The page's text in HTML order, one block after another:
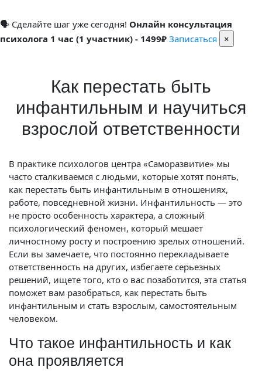
🗣 Сделайте шаг уже сегодня! Онлайн консультация
психолога 1 час (1 участник) - 1499₽ Записаться ×
Как перестать быть
инфантильным и научиться
взрослой ответственности
В практике психологов центра «Саморазвитие» мы
часто сталкиваемся с людьми, которые хотят понять,
как перестать быть инфантильным в отношениях,
работе, повседневной жизни. Инфантильность — это
не просто особенность характера, а сложный
психологический феномен, который мешает
личностному росту и построению зрелых отношений.
Если вы замечаете, что постоянно перекладываете
ответственность на других, избегаете серьезных
решений, ищете того, кто о вас позаботится, эта статья
поможет вам разобраться, как перестать быть
инфантильным и стать взрослым, самостоятельным
человеком.
Что такое инфантильность и как
она проявляется